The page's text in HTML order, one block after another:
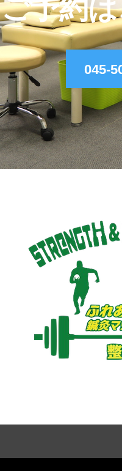
ご予約
045-